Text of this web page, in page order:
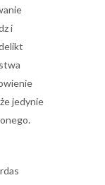
i
jedynie